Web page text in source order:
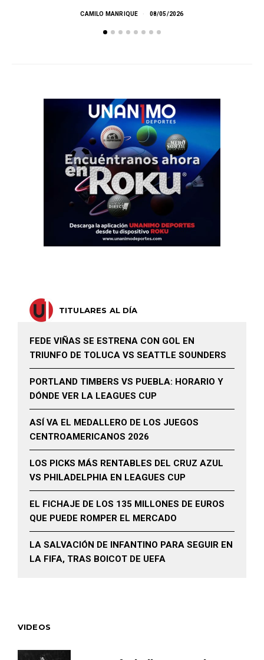
CAMILO MANRIQUE 08/05/2026
TITULARES AL DÍA
FEDE VIÑAS SE ESTRENA CON GOL EN
TRIUNFO DE TOLUCA VS SEATTLE SOUNDERS
PORTLAND TIMBERS VS PUEBLA: HORARIO Y
DÓNDE VER LA LEAGUES CUP
ASÍ VA EL MEDALLERO DE LOS JUEGOS
CENTROAMERICANOS 2026
LOS PICKS MÁS RENTABLES DEL CRUZ AZUL
VS PHILADELPHIA EN LEAGUES CUP
EL FICHAJE DE LOS 135 MILLONES DE EUROS
QUE PUEDE ROMPER EL MERCADO
LA SALVACIÓN DE INFANTINO PARA SEGUIR EN
LA FIFA, TRAS BOICOT DE UEFA
VIDEOS